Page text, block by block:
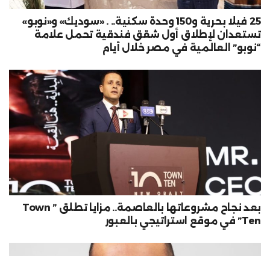
25 فيلا بحرية و150 وحدة سكنية.. . «سوديك» و«نوبو»
تستعدان لإطلاق أول شقق فندقية تحمل علامة
“نوبو” العالمية في مصر خلال أيام
بعد نجاح مشروعاتها بالعاصمة.. مزايا تطلق ” Town
Ten” في موقع استراتيجي بالعبور